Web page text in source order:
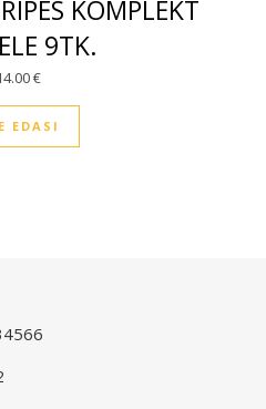
KOMPLEKT
9TK.
€
EDASI